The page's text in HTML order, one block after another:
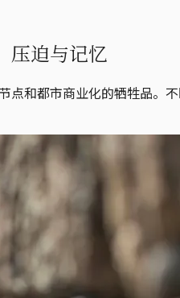
压迫与记忆
和都市商业化的牺牲品。